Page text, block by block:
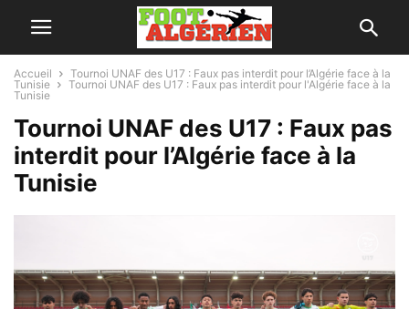
Accueil
Tournoi UNAF des U17 : Faux pas interdit pour l’Algérie face à la
Tunisie
Tournoi UNAF des U17 : Faux pas interdit pour l'Algérie face à la
Tunisie
Tournoi UNAF des U17 : Faux pas
interdit pour l’Algérie face à la
Tunisie